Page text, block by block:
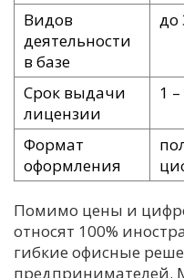
Видов
деятельности
в базе
до
Срок выдачи
лицензии
1
Формат
оформления
Помимо цены и
относят 100%
гибкие офисные
предпринимателей.